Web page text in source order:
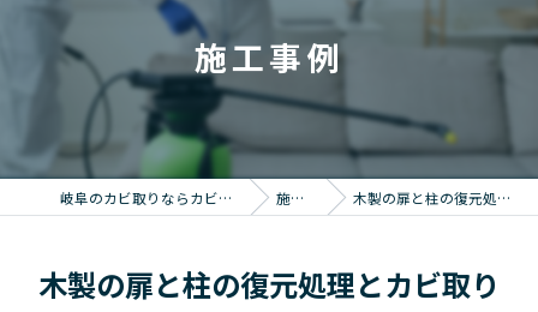
施工事例
岐阜のカビ取りならカビバスターズ岐阜 施工事例 木製の扉と柱の復元処理とカビ取り
木製の扉と柱の復元処理とカビ取り